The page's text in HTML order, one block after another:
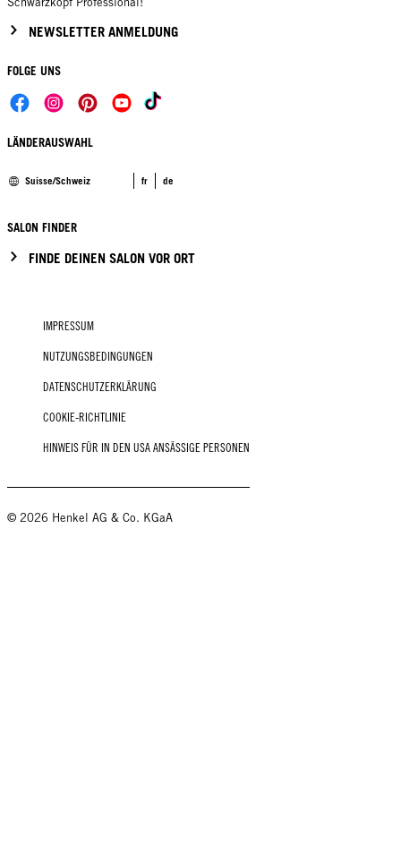
NEWSLETTER ANMELDUNG
FOLGE UNS
LÄNDERAUSWAHL
Suisse/Schweiz fr de
SALON FINDER
FINDE DEINEN SALON VOR ORT
IMPRESSUM
NUTZUNGSBEDINGUNGEN
DATENSCHUTZERKLÄRUNG
COOKIE-RICHTLINIE
HINWEIS FÜR IN DEN USA ANSÄSSIGE PERSONEN
© 2026 Henkel AG & Co. KGaA